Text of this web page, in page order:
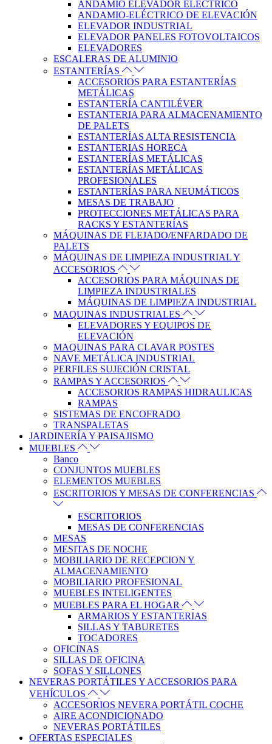
ANDAMIO ELEVADOR ELÉCTRICO
ANDAMIO-ELÉCTRICO DE ELEVACIÓN
ELEVADOR INDUSTRIAL
ELEVADOR PANELES FOTOVOLTAICOS
ELEVADORES
ESCALERAS DE ALUMINIO
ESTANTERÍAS
ACCESORIOS PARA ESTANTERÍAS
METÁLICAS
ESTANTERÍA CANTILÉVER
ESTANTERIA PARA ALMACENAMIENTO
DE PALETS
ESTANTERÍAS ALTA RESISTENCIA
ESTANTERIAS HORECA
ESTANTERÍAS METÁLICAS
ESTANTERÍAS METÁLICAS
PROFESIONALES
ESTANTERÍAS PARA NEUMÁTICOS
MESAS DE TRABAJO
PROTECCIONES METÁLICAS PARA
RACKS Y ESTANTERÍAS
MÁQUINAS DE FLEJADO/ENFARDADO DE
PALETS
MÁQUINAS DE LIMPIEZA INDUSTRIAL Y
ACCESORIOS
ACCESORIOS PARA MÁQUINAS DE
LIMPIEZA INDUSTRIALES
MÁQUINAS DE LIMPIEZA INDUSTRIAL
MAQUINAS INDUSTRIALES
ELEVADORES Y EQUIPOS DE
ELEVACIÓN
MAQUINAS PARA CLAVAR POSTES
NAVE METÁLICA INDUSTRIAL
PERFILES SUJECIÓN CRISTAL
RAMPAS Y ACCESORIOS
ACCESORIOS RAMPAS HIDRAULICAS
RAMPAS
SISTEMAS DE ENCOFRADO
TRANSPALETAS
JARDINERÍA Y PAISAJISMO
MUEBLES
Banco
CONJUNTOS MUEBLES
ELEMENTOS MUEBLES
ESCRITORIOS Y MESAS DE CONFERENCIAS
ESCRITORIOS
MESAS DE CONFERENCIAS
MESAS
MESITAS DE NOCHE
MOBILIARIO DE RECEPCION Y
ALMACENAMIENTO
MOBILIARIO PROFESIONAL
MUEBLES INTELIGENTES
MUEBLES PARA EL HOGAR
ARMARIOS Y ESTANTERIAS
SILLAS Y TABURETES
TOCADORES
OFICINAS
SILLAS DE OFICINA
SOFAS Y SILLONES
NEVERAS PORTÁTILES Y ACCESORIOS PARA
VEHÍCULOS
ACCESORIOS NEVERA PORTÁTIL COCHE
AIRE ACONDICIONADO
NEVERAS PORTÁTILES
OFERTAS ESPECIALES